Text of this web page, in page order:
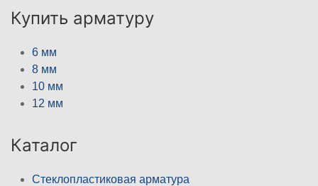
Купить арматуру
6 мм
8 мм
10 мм
12 мм
Каталог
Стеклопластиковая арматура